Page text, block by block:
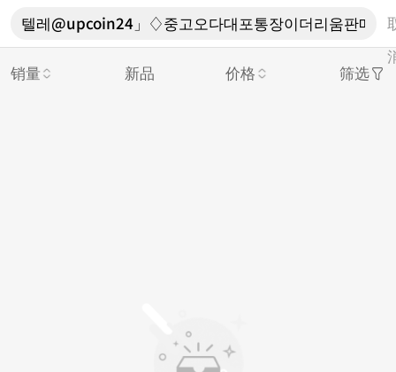
销量
新品 价格 筛选